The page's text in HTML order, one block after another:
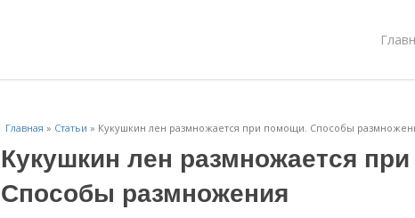
Главная » Статьи » Кукушкин лен размножается при помощи. Способы
Кукушкин лен размножается
Способы размножения